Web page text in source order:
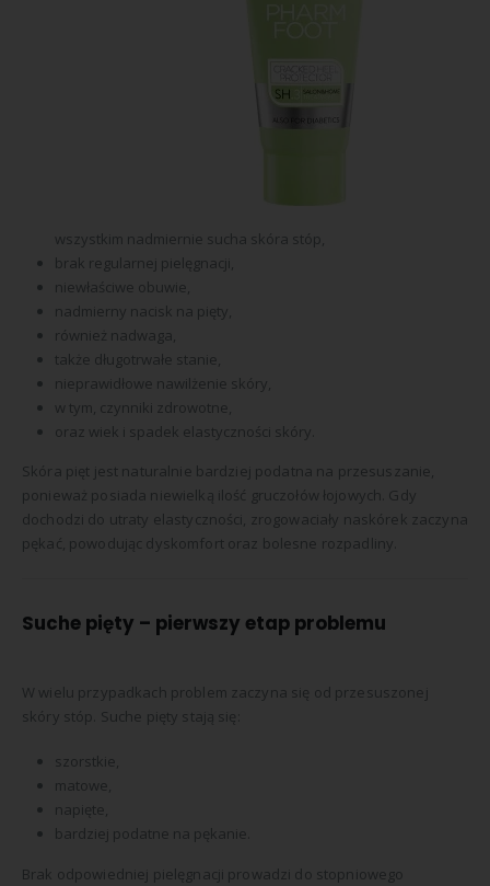
wszystkim nadmiernie sucha skóra stóp,
brak regularnej pielęgnacji,
niewłaściwe obuwie,
nadmierny nacisk na pięty,
również nadwaga,
także długotrwałe stanie,
nieprawidłowe nawilżenie skóry,
w tym, czynniki zdrowotne,
oraz wiek i spadek elastyczności skóry.
Skóra pięt jest naturalnie bardziej podatna na przesuszanie,
ponieważ posiada niewielką ilość gruczołów łojowych. Gdy
dochodzi do utraty elastyczności, zrogowaciały naskórek zaczyna
pękać, powodując dyskomfort oraz bolesne rozpadliny.
Suche pięty – pierwszy etap problemu
W wielu przypadkach problem zaczyna się od przesuszonej
skóry stóp. Suche pięty stają się:
szorstkie,
matowe,
napięte,
bardziej podatne na pękanie.
Brak odpowiedniej pielęgnacji prowadzi do stopniowego